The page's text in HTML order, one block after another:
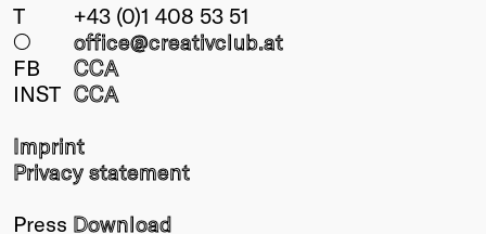
T
+43 (0)1 408 53 51
○
office@creativclub.at
FB
CCA
INST CCA
Imprint
Privacy statement
Press Download